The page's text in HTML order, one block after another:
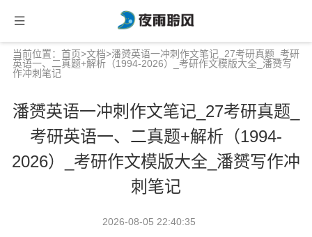
当前位置： 首页>文档>潘赟英语一冲刺作文笔记_27考研真题_考研
英语一、二真题+解析（1994-2026）_考研作文模版大全_潘赟写
作冲刺笔记
潘赟英语一冲刺作文笔记_27考研真题_
考研英语一、二真题+解析（1994-
2026）_考研作文模版大全_潘赟写作冲
刺笔记
2026-08-05 22:40:35